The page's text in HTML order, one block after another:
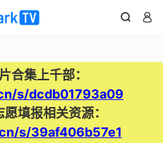
 
合集上千部：
s/dcdb01793a09
填报相关资源：
s/39af406b57e1